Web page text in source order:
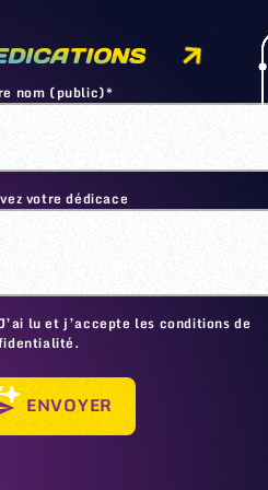
nom (public)*
votre dédicace
lu et j’accepte les conditions de
ENVOYER